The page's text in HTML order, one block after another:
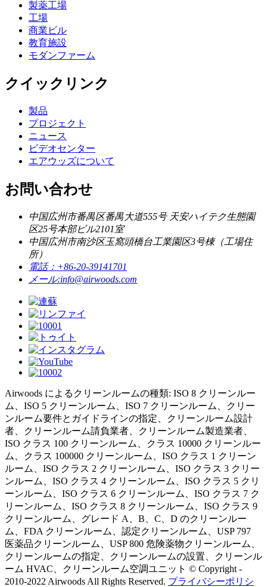
製薬工場
工場
商業ビル
教育施設
モダンファーム
クイックリンク
製品
プロジェクト
ニュース
ビデオセンター
エアウッズについて
お問い合わせ
中国広州市番禺区番禺大道555号 天安ハイテク生態園
区25号本部ビル2101室
中国広州市南沙区玉窩頭橋台工業園区3号棟（工場住
所）
電話： +86-20-39141701
メール:info@airwoods.com
Airwoods によるクリーンルームの種類: ISO 8 クリーンルー
ム、ISO 5 クリーンルーム、ISO 7 クリーンルーム、クリー
ンルーム要件とガイドラインの指定、クリーンルーム設計
者、クリーンルーム請負業者、クリーンルーム製造業者、
ISO クラス 100 クリーンルーム、クラス 10000 クリーンルー
ム、クラス 100000 クリーンルーム、ISO クラス 1 クリーン
ルーム、ISO クラス 2 クリーンルーム、ISO クラス 3 クリー
ンルーム、ISO クラス 4 クリーンルーム、ISO クラス 5 クリ
ーンルーム、ISO クラス 6 クリーンルーム、ISO クラス 7 ク
リーンルーム、ISO クラス 8 クリーンルーム、ISO クラス 9
クリーンルーム、グレード A、B、C、D のクリーンルー
ム、FDA クリーンルーム、認定クリーンルーム、USP 797
医薬品クリーンルーム、USP 800 危険薬物クリーンルーム、
クリーンルームの指定、クリーンルームの設置、クリーンル
ーム HVAC、クリーンルーム空調ユニット © Copyright -
2010-2022 Airwoods All Rights Reserved. プライバシーポリシ